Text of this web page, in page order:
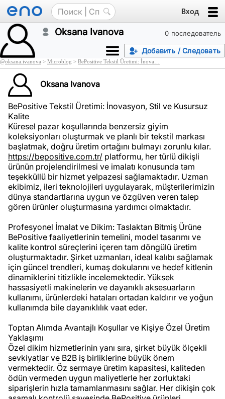
Вход
0 последователь
Oksana Ivanova
Добавить / Следовать
@oksana.ivanova > Microblog > BePositive Tekstil Üretimi: İnova…
Oksana Ivanova
BePositive Tekstil Üretimi: İnovasyon, Stil ve Kusursuz
Kalite
Küresel pazar koşullarında benzersiz giyim
koleksiyonları oluşturmak ve planlı bir tekstil markası
başlatmak, doğru üretim ortağını bulmayı zorunlu kılar.
https://bepositive.com.tr/ platformu, her türlü dikişli
ürünün projelendirilmesi ve imalatı konusunda tam
teşekküllü bir hizmet yelpazesi sağlamaktadır. Uzman
ekibimiz, ileri teknolojileri uygulayarak, müşterilerimizin
dünya standartlarına uygun ve özgüven veren talep
gören ürünler oluşturmasına yardımcı olmaktadır.
Profesyonel İmalat ve Dikim: Taslaktan Bitmiş Ürüne
BePositive faaliyetlerinin temelini, model tasarımı ve
kalite kontrol süreçlerini içeren tam döngülü üretim
oluşturmaktadır. Şirket uzmanları, ideal kalıbı sağlamak
için güncel trendleri, kumaş dokularını ve hedef kitlenin
dinamiklerini titizlikle incelemektedir. Yüksek
hassasiyetli makinelerin ve dayanıklı aksesuarların
kullanımı, ürünlerdeki hataları ortadan kaldırır ve yoğun
kullanımda bile dayanıklılık vaat eder.
Toptan Alımda Avantajlı Koşullar ve Kişiye Özel Üretim
Yaklaşımı
Özel dikim hizmetlerinin yanı sıra, şirket büyük ölçekli
sevkiyatlar ve B2B iş birliklerine büyük önem
vermektedir. Öz sermaye üretim kapasitesi, kaliteden
ödün vermeden uygun maliyetlerle her zorluktaki
siparişlerin hızla tamamlanmasını sağlar. Her dikişin çok